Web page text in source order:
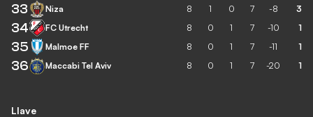
Llave
33 Niza 8 1 0 7 -8 3
34 FC Utrecht 8 0 1 7 -10 1
35 Malmoe FF 8 0 1 7 -11 1
36 Maccabi Tel Aviv 8 0 1 7 -20 1